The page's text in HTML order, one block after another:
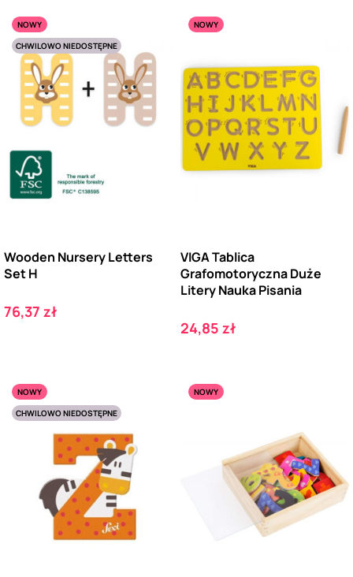
NOWY
CHWILOWO NIEDOSTĘPNE
Wooden Nursery Letters
Set H
Cena
76,37 zł
NOWY
VIGA Tablica
Grafomotoryczna Duże
Litery Nauka Pisania
Cena
24,85 zł
NOWY
CHWILOWO NIEDOSTĘPNE
NOWY